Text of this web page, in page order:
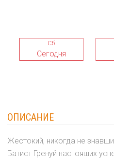
Сб
Сегодня
ОПИСАНИЕ
Жестокий, никогда не
Батист Гренуй настоящих